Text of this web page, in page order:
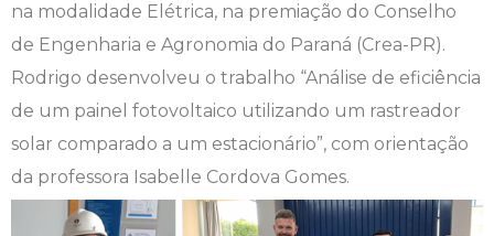
na modalidade Elétrica, na premiação do Conselho
de Engenharia e Agronomia do Paraná (Crea-PR).
Rodrigo desenvolveu o trabalho “Análise de eficiência
de um painel fotovoltaico utilizando um rastreador
solar comparado a um estacionário”, com orientação
da professora Isabelle Cordova Gomes.
Engenharia Agronômica
Engenharia Civil
Engenharia de Software
Engenharia Elétrica
Carteirinha de Estudante
Central de Estágios - TCC
Ensalamento
Horário de Aulas
Diploma Digital
Educação em Direitos Humanos
Editais
Extensão